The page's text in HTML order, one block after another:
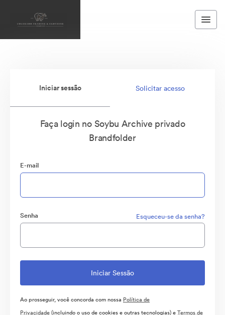
Iniciar sessão Solicitar acesso
Faça login no Soybu Archive privado
Brandfolder
E-mail
Senha Esqueceu-se da senha?
Ao prosseguir, você concorda com nossa Política de
Privacidade(incluindo o uso de cookies e outras tecnologias) eTermos de